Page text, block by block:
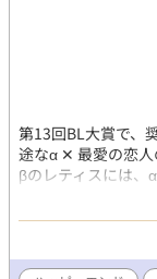
は好みが超絶うる
バース独自設定や
第13回BL大賞で、
途なα‪ ✕‬‪‪ 最愛の恋
βのレティスには、
は、Ω嫌いとして
た。 王家主催の夜
起こし攻撃魔法を
ルをかばって命を